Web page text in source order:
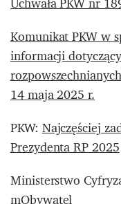
Komunikat PKW w
informacji
14 maja 2025 r.
PKW:Najczęściej
Prezydenta RP 2025
Ministerstwo
mObywatel